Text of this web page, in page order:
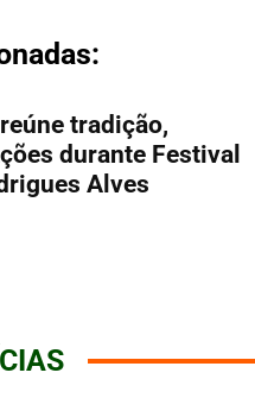
tradição,
durante Festival
Alves